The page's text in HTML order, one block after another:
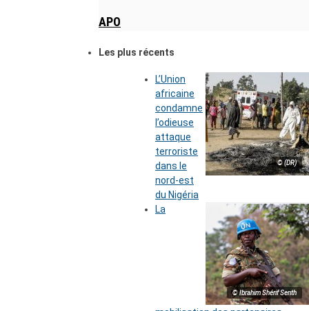
APO
Les plus récents
© (DR)
L’Union
africaine
condamne
l’odieuse
attaque
terroriste
dans le
nord-est
du Nigéria
© Ibrahim Shérif Senth
La